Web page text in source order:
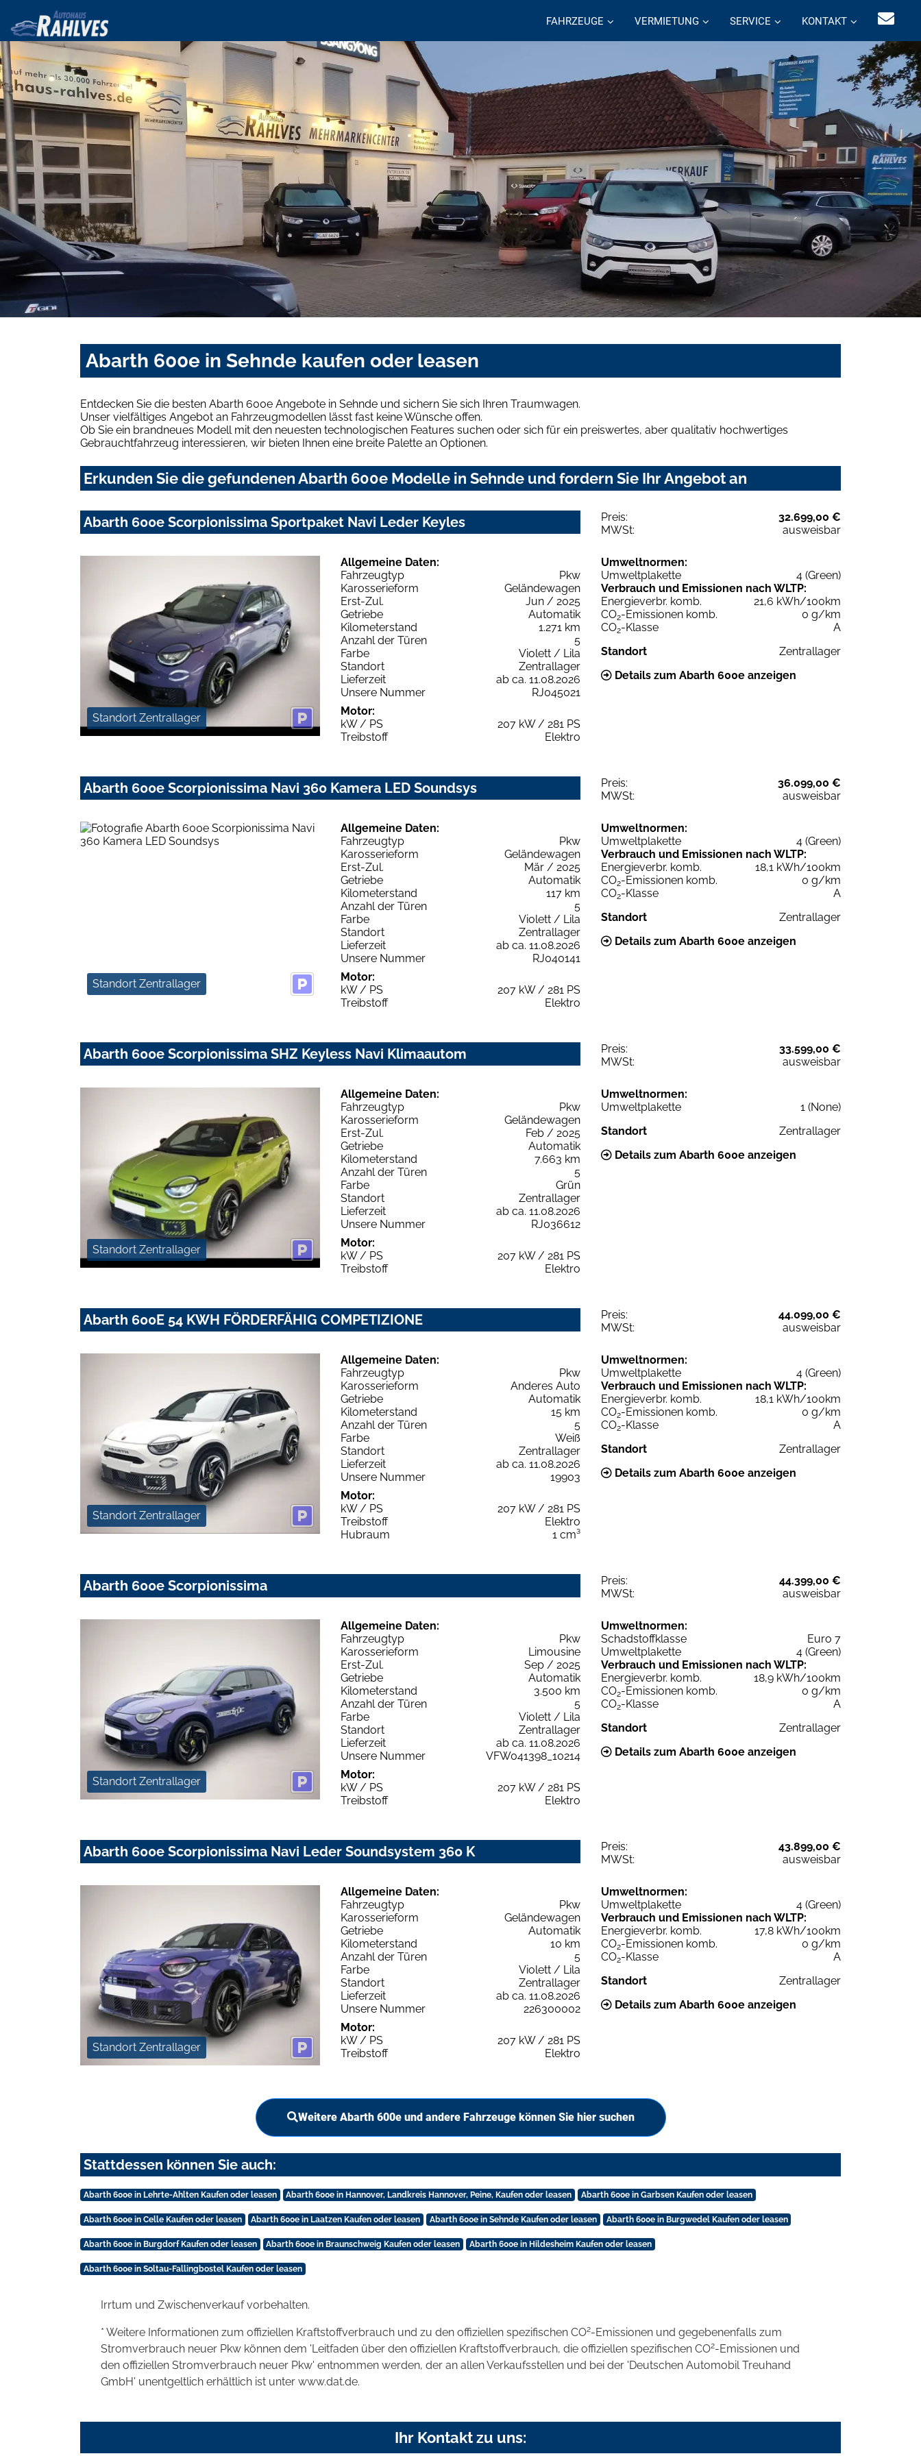
FAHRZEUGE VERMIETUNG SERVICE KONTAKT
Abarth 600e in Sehnde kaufen oder leasen
Entdecken Sie die besten Abarth 600e Angebote in Sehnde und sichern Sie sich Ihren Traumwagen.
Unser vielfältiges Angebot an Fahrzeugmodellen lässt fast keine Wünsche offen.
Ob Sie ein brandneues Modell mit den neuesten technologischen Features suchen oder sich für ein preiswertes, aber qualitativ hochwertiges
Gebrauchtfahrzeug interessieren, wir bieten Ihnen eine breite Palette an Optionen.
Erkunden Sie die gefundenen Abarth 600e Modelle in Sehnde und fordern Sie Ihr Angebot an
Abarth 600e Scorpionissima Sportpaket Navi Leder Keyles Preis:
32.699,00 €
MWSt:
ausweisbar
Standort Zentrallager
Allgemeine Daten:
Fahrzeugtyp
Pkw
Karosserieform
Geländewagen
Erst-Zul.
Jun / 2025
Getriebe
Automatik
Kilometerstand
1.271 km
Anzahl der Türen
5
Farbe
Violett / Lila
Standort
Zentrallager
Lieferzeit
ab ca. 11.08.2026
Unsere Nummer
RJ045021
Motor:
kW / PS
207 kW / 281 PS
Treibstoff
Elektro
Umweltnormen:
Umweltplakette
4 (Green)
Verbrauch und Emissionen nach WLTP:
Energieverbr. komb.
21,6 kWh/100km
CO2-Emissionen komb.
0 g/km
CO2-Klasse
A
Standort
Zentrallager
Details zum Abarth 600e anzeigen
Abarth 600e Scorpionissima Navi 360 Kamera LED Soundsys Preis:
36.099,00 €
MWSt:
ausweisbar
Standort Zentrallager
Allgemeine Daten:
Fahrzeugtyp
Pkw
Karosserieform
Geländewagen
Erst-Zul.
Mär / 2025
Getriebe
Automatik
Kilometerstand
117 km
Anzahl der Türen
5
Farbe
Violett / Lila
Standort
Zentrallager
Lieferzeit
ab ca. 11.08.2026
Unsere Nummer
RJ040141
Motor:
kW / PS
207 kW / 281 PS
Treibstoff
Elektro
Umweltnormen:
Umweltplakette
4 (Green)
Verbrauch und Emissionen nach WLTP:
Energieverbr. komb.
18,1 kWh/100km
CO2-Emissionen komb.
0 g/km
CO2-Klasse
A
Standort
Zentrallager
Details zum Abarth 600e anzeigen
Abarth 600e Scorpionissima SHZ Keyless Navi Klimaautom Preis:
33.599,00 €
MWSt:
ausweisbar
Standort Zentrallager
Allgemeine Daten:
Fahrzeugtyp
Pkw
Karosserieform
Geländewagen
Erst-Zul.
Feb / 2025
Getriebe
Automatik
Kilometerstand
7.663 km
Anzahl der Türen
5
Farbe
Grün
Standort
Zentrallager
Lieferzeit
ab ca. 11.08.2026
Unsere Nummer
RJ036612
Motor:
kW / PS
207 kW / 281 PS
Treibstoff
Elektro
Umweltnormen:
Umweltplakette
1 (None)
Standort
Zentrallager
Details zum Abarth 600e anzeigen
Abarth 600E 54 KWH FÖRDERFÄHIG COMPETIZIONE Preis:
44.099,00 €
MWSt:
ausweisbar
Standort Zentrallager
Allgemeine Daten:
Fahrzeugtyp
Pkw
Karosserieform
Anderes Auto
Getriebe
Automatik
Kilometerstand
15 km
Anzahl der Türen
5
Farbe
Weiß
Standort
Zentrallager
Lieferzeit
ab ca. 11.08.2026
Unsere Nummer
19903
Motor:
kW / PS
207 kW / 281 PS
Treibstoff
Elektro
Hubraum
1 cm³
Umweltnormen:
Umweltplakette
4 (Green)
Verbrauch und Emissionen nach WLTP:
Energieverbr. komb.
18,1 kWh/100km
CO2-Emissionen komb.
0 g/km
CO2-Klasse
A
Standort
Zentrallager
Details zum Abarth 600e anzeigen
Abarth 600e Scorpionissima Preis:
44.399,00 €
MWSt:
ausweisbar
Standort Zentrallager
Allgemeine Daten:
Fahrzeugtyp
Pkw
Karosserieform
Limousine
Erst-Zul.
Sep / 2025
Getriebe
Automatik
Kilometerstand
3.500 km
Anzahl der Türen
5
Farbe
Violett / Lila
Standort
Zentrallager
Lieferzeit
ab ca. 11.08.2026
Unsere Nummer
VFW041398_10214
Motor:
kW / PS
207 kW / 281 PS
Treibstoff
Elektro
Umweltnormen:
Schadstoffklasse
Euro 7
Umweltplakette
4 (Green)
Verbrauch und Emissionen nach WLTP:
Energieverbr. komb.
18,9 kWh/100km
CO2-Emissionen komb.
0 g/km
CO2-Klasse
A
Standort
Zentrallager
Details zum Abarth 600e anzeigen
Abarth 600e Scorpionissima Navi Leder Soundsystem 360 K Preis:
43.899,00 €
MWSt:
ausweisbar
Standort Zentrallager
Allgemeine Daten:
Fahrzeugtyp
Pkw
Karosserieform
Geländewagen
Getriebe
Automatik
Kilometerstand
10 km
Anzahl der Türen
5
Farbe
Violett / Lila
Standort
Zentrallager
Lieferzeit
ab ca. 11.08.2026
Unsere Nummer
226300002
Motor:
kW / PS
207 kW / 281 PS
Treibstoff
Elektro
Umweltnormen:
Umweltplakette
4 (Green)
Verbrauch und Emissionen nach WLTP:
Energieverbr. komb.
17,8 kWh/100km
CO2-Emissionen komb.
0 g/km
CO2-Klasse
A
Standort
Zentrallager
Details zum Abarth 600e anzeigen
Weitere Abarth 600e und andere Fahrzeuge können Sie hier suchen
Stattdessen können Sie auch:
Abarth 600e in Lehrte-Ahlten Kaufen oder leasen Abarth 600e in Hannover, Landkreis Hannover, Peine, Kaufen oder leasen Abarth 600e in Garbsen Kaufen oder leasen
Abarth 600e in Celle Kaufen oder leasen Abarth 600e in Laatzen Kaufen oder leasen Abarth 600e in Sehnde Kaufen oder leasen Abarth 600e in Burgwedel Kaufen oder leasen
Abarth 600e in Burgdorf Kaufen oder leasen Abarth 600e in Braunschweig Kaufen oder leasen Abarth 600e in Hildesheim Kaufen oder leasen
Abarth 600e in Soltau-Fallingbostel Kaufen oder leasen
Irrtum und Zwischenverkauf vorbehalten.
* Weitere Informationen zum offiziellen Kraftstoffverbrauch und zu den offiziellen spezifischen CO2-Emissionen und gegebenenfalls zum
Stromverbrauch neuer Pkw können dem 'Leitfaden über den offiziellen Kraftstoffverbrauch, die offiziellen spezifischen CO2-Emissionen und
den offiziellen Stromverbrauch neuer Pkw' entnommen werden, der an allen Verkaufsstellen und bei der 'Deutschen Automobil Treuhand
GmbH' unentgeltlich erhältlich ist unter www.dat.de.
Ihr Kontakt zu uns: